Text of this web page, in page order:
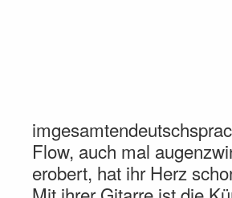
Flow, auch mal
erobert, hat ihr Herz